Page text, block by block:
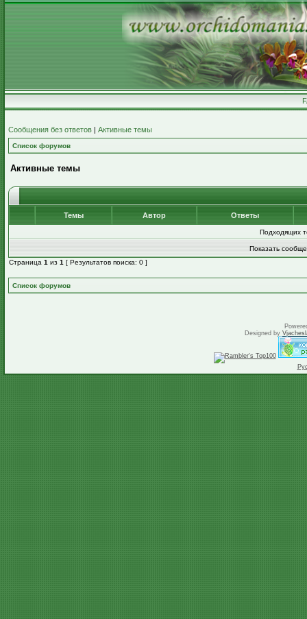
Сообщения без ответов | Активные темы
Список форумов
Активные темы
Темы Автор Ответы
Подходящих
Показать
Страница 1 из 1 [ Результатов поиска: 0 ]
Список форумов
Designed by